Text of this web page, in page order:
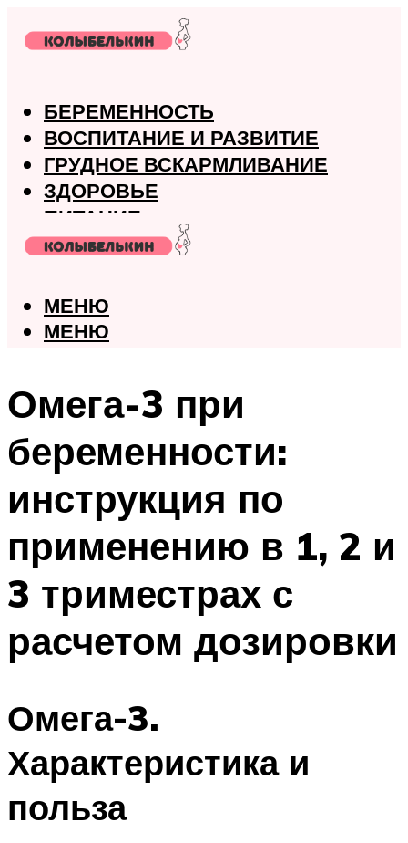
БЕРЕМЕННОСТЬ
ВОСПИТАНИЕ И РАЗВИТИЕ
ГРУДНОЕ ВСКАРМЛИВАНИЕ
ЗДОРОВЬЕ
ПИТАНИЕ
РОДЫ
МЕНЮ
МЕНЮ
Омега-3 при
беременности:
инструкция по
применению в 1, 2 и
3 триместрах с
расчетом дозировки
Омега-3.
Характеристика и
польза